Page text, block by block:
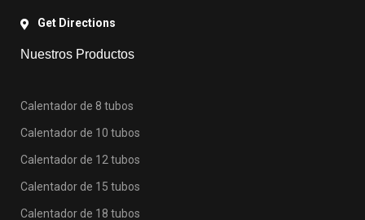
Get Directions
Nuestros Productos
Calentador de 8 tubos
Calentador de 10 tubos
Calentador de 12 tubos
Calentador de 15 tubos
Calentador de 18 tubos